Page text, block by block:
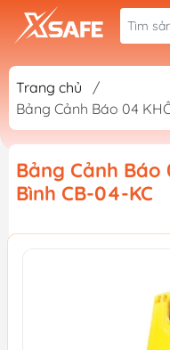
Trang chủ
/
Bảng Cảnh Báo 04
Bảng Cảnh Báo
Bình CB-04-KC